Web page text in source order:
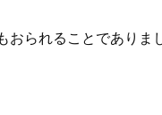
おられることでありま